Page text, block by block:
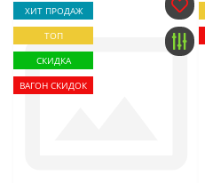
ХИТ ПРОДАЖ
ТОП
СКИДКА
ВАГОН СКИДОК